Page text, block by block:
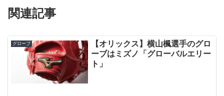
関連記事
グローブ
【オリックス】横山楓選手のグロ
ーブはミズノ「グローバルエリー
ト」